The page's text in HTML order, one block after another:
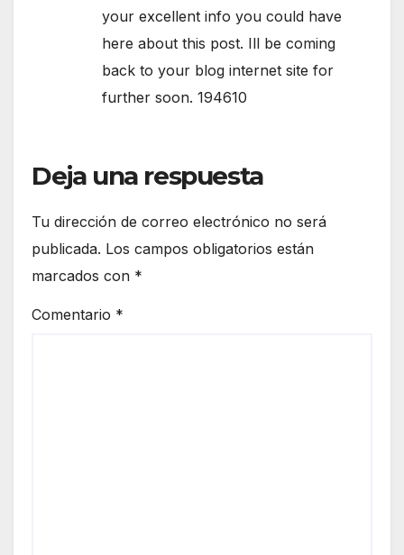
your excellent info you could have
here about this post. Ill be coming
back to your blog internet site for
further soon. 194610
Deja una respuesta
Tu dirección de correo electrónico no será
publicada. Los campos obligatorios están
marcados con *
Comentario *